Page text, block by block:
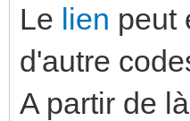
Le lien peut
d'autre
A partir de